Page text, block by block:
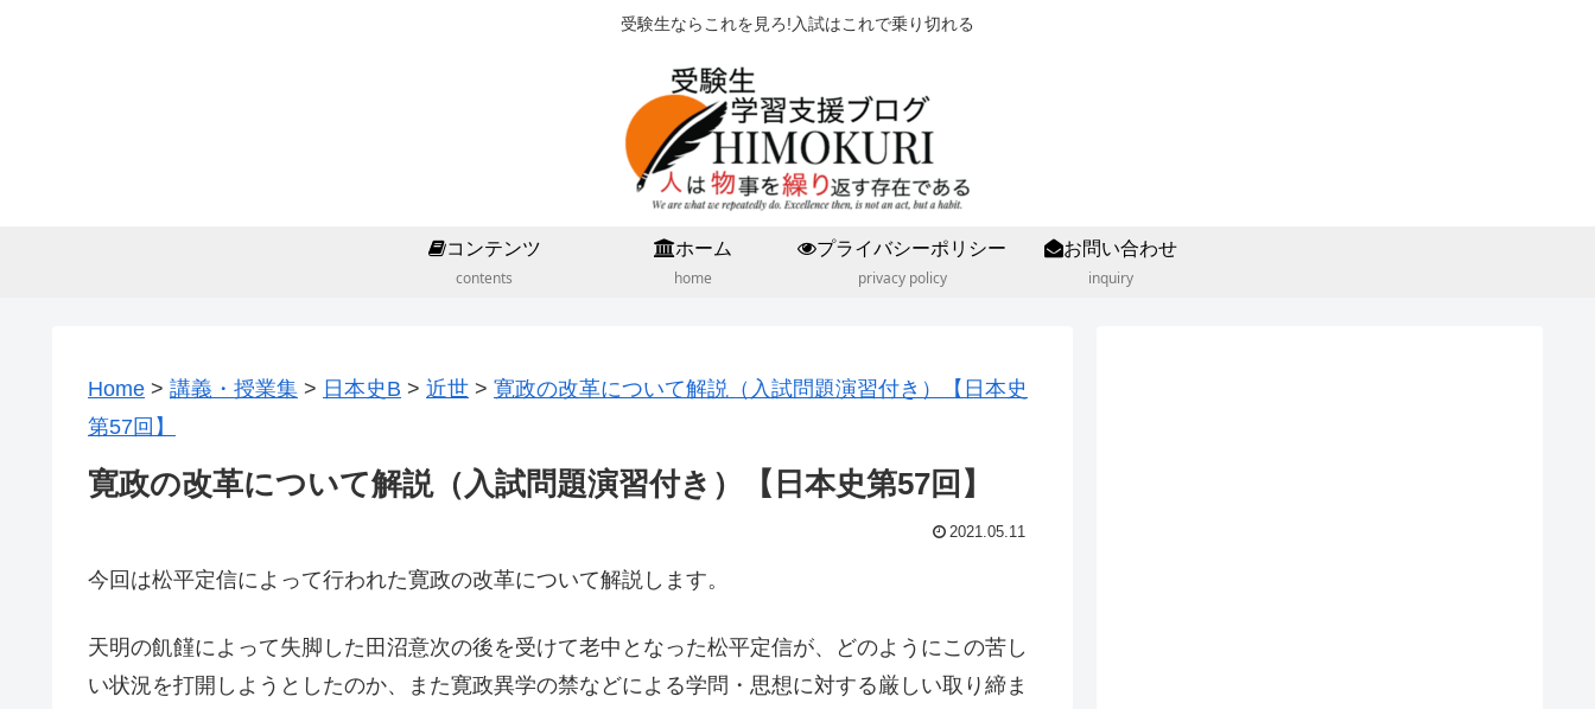
受験生ならこれを見ろ!入試はこれで乗り切れる
コンテンツ
contents
ホーム
home
プライバシーポリシー
privacy policy
お問い合わせ
inquiry
Home > 講義・授業集 > 日本史B > 近世 > 寛政の改革について解説（入試問題演習付き）【日本史
第57回】
寛政の改革について解説（入試問題演習付き）【日本史第57回】
2021.05.11
今回は松平定信によって行われた寛政の改革について解説します。
天明の飢饉によって失脚した田沼意次の後を受けて老中となった松平定信が、どのようにこの苦し
い状況を打開しようとしたのか、また寛政異学の禁などによる学問・思想に対する厳しい取り締ま